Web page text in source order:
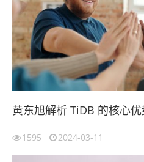
黄东旭解析 TiDB 的核心
1595 2024-03-11